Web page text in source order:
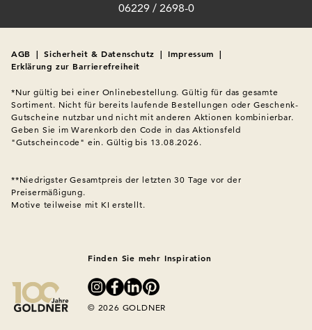
06229 / 2698-0
AGB | Sicherheit & Datenschutz | Impressum |
Erklärung zur Barrierefreiheit
*Nur gültig bei einer Onlinebestellung. Gültig für das gesamte
Sortiment. Nicht für bereits laufende Bestellungen oder Geschenk-
Gutscheine nutzbar und nicht mit anderen Aktionen kombinierbar.
Geben Sie im Warenkorb den Code in das Aktionsfeld
"Gutscheincode" ein. Gültig bis 13.08.2026.
**Niedrigster Gesamtpreis der letzten 30 Tage vor der
Preisermäßigung.
Motive teilweise mit KI erstellt.
Finden Sie mehr Inspiration
© 2026 GOLDNER